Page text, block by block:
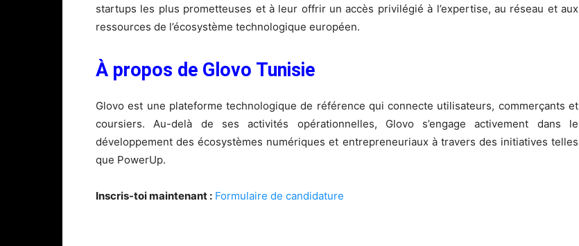
startups les plus prometteuses et à leur offrir un accès privilégié à l’expertise, au réseau et aux
ressources de l’écosystème technologique européen.
À propos de Glovo Tunisie
Glovo est une plateforme technologique de référence qui connecte utilisateurs, commerçants et
coursiers. Au-delà de ses activités opérationnelles, Glovo s’engage activement dans le
développement des écosystèmes numériques et entrepreneuriaux à travers des initiatives telles
que PowerUp.
Inscris-toi maintenant : Formulaire de candidature